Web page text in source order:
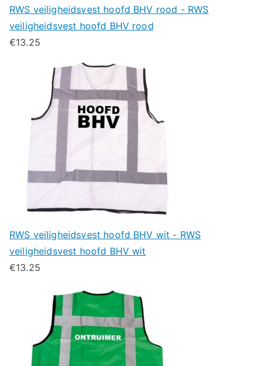
RWS veiligheidsvest hoofd BHV rood - RWS
veiligheidsvest hoofd BHV rood
€13.25
RWS veiligheidsvest hoofd BHV wit - RWS
veiligheidsvest hoofd BHV wit
€13.25